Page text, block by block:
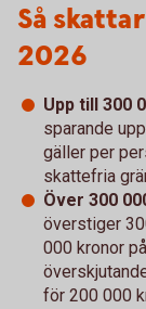
Så
2026
Upp till 300
sparande
gäller per
skattefria
Över 300
överstiger
000 kronor
för 200 000